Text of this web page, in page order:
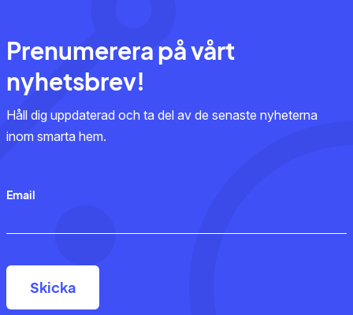
Prenumerera på vårt
nyhetsbrev!
Håll dig uppdaterad och ta del av de senaste nyheterna
inom smarta hem.
Email